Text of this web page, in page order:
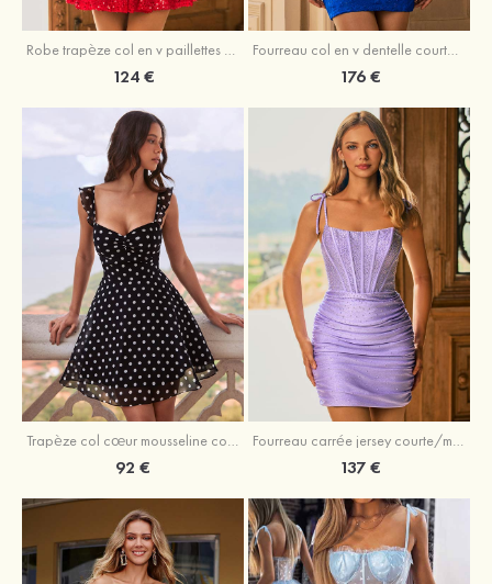
Robe trapèze col en v paillettes courte/mini robe de fête de la rentré
124 €
Fourreau col en v dentelle courte/mini robe de fête de la rentré avec perles
176 €
Trapèze col cœur mousseline courte/mini robe de fête de la rentré avec plissé
92 €
Fourreau carrée jersey courte/mini robe de fête de la rentré avec strass paillettes
137 €